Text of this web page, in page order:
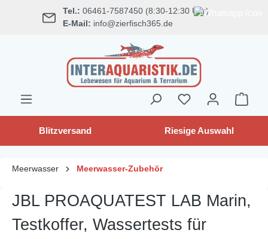
springen Tel.: 06461-7587450 (8:30-12:30 Uhr)
E-Mail: info@zierfisch365.de
Blitzversand Riesige Auswahl
Meerwasser Meerwasser-Zubehör
JBL PROAQUATEST LAB Marin,
Testkoffer, Wassertests für